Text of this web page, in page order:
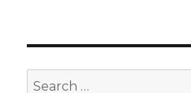
về
Search